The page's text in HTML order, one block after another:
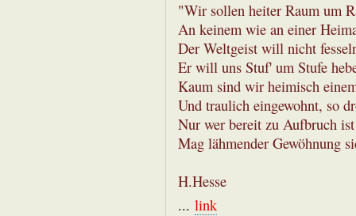
"Wir sollen heiter Raum um
An keinem wie an einer
Der Weltgeist will nicht
Er will uns Stuf' um Stufe
Kaum sind wir heimisch
Und traulich eingewohnt, so
Nur wer bereit zu Aufbruch
Mag lähmender Gewöhnung
H.Hesse
... link